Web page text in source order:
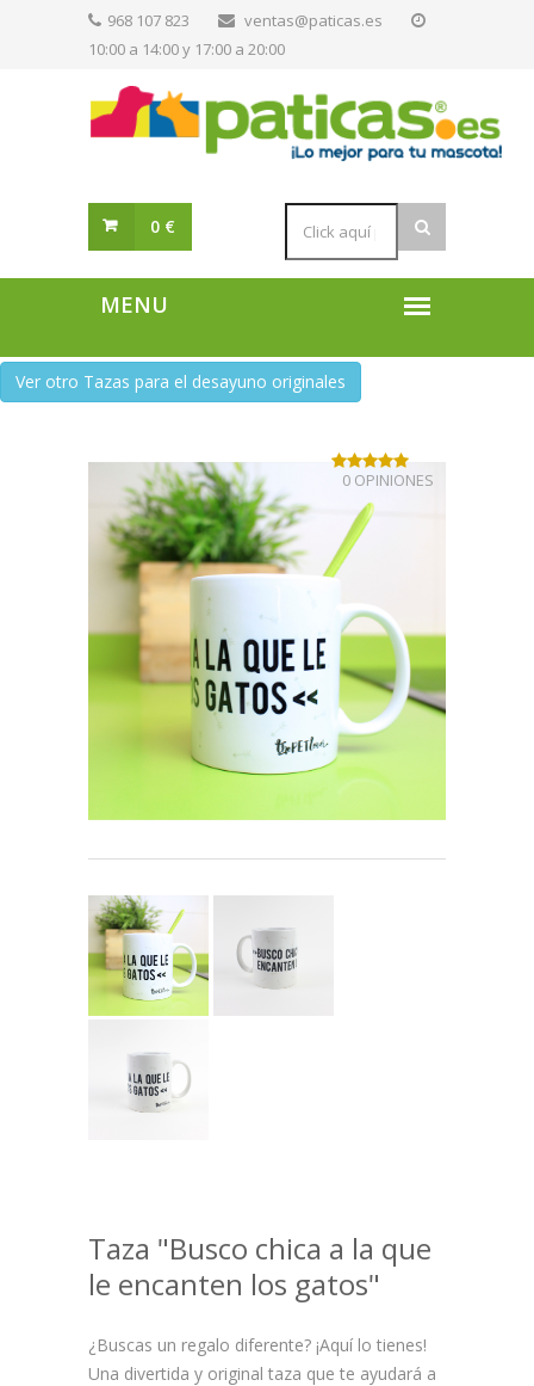
968 107 823
ventas@paticas.es
10:00 a 14:00 y 17:00 a 20:00
0 €
Ver otro Tazas para el desayuno originales
Taza "Busco chica a la que
le encanten los gatos"
0 OPINIONES
¿Buscas un regalo diferente? ¡Aquí lo tienes!
Una divertida y original taza que te ayudará a